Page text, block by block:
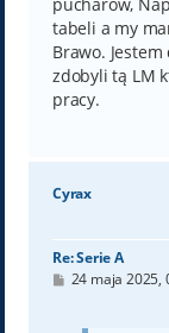
tabeli a my
Brawo.
zdobyli tą LM
pracy.
Cyrax
Re: Serie A
P24 maja 2025,